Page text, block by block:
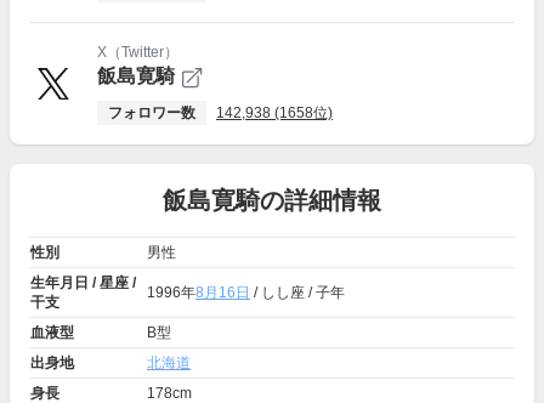
X（Twitter）
飯島寛騎
フォロワー数 142,938 (1658位)
飯島寛騎の詳細情報
性別
男性
生年月日 / 星座 /
干支
1996年8月16日 / しし座 / 子年
血液型
B型
出身地
北海道
身長
178cm